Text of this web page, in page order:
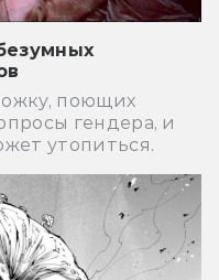
поющих
гендера, и
утопиться.